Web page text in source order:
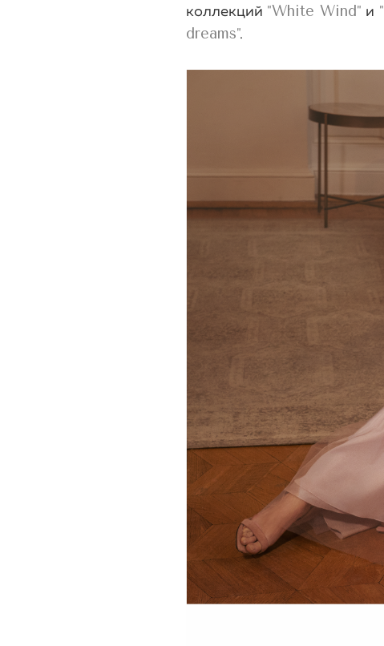
коллекций "White Wind " и "
dreams".